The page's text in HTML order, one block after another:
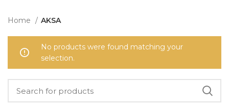
Home AKSA
No products were found matching your
selection.